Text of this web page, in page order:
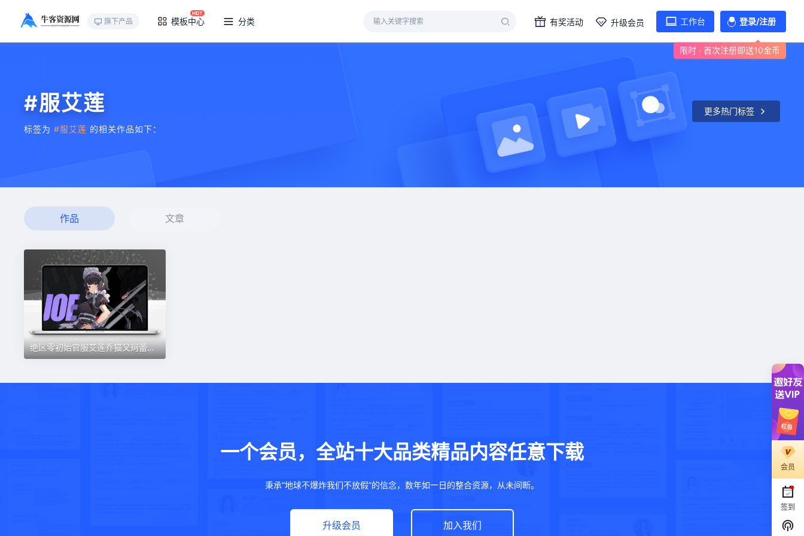
旗下产品 模板中心 分类 有奖活动 升级会员 工作台 登录/注册
限时 · 首次注册即送10金币
#服艾莲
标签为 #服艾莲 的相关作品如下：
更多热门标签
作品 文章
绝区零初始官服艾莲乔猫又珂蕾妲鲨鱼妹狼哥莱卡恩格莉丝专武11号
一个会员，全站十大品类精品内容任意下载
秉承“地球不爆炸我们不放假”的信念，数年如一日的整合资源，从未间断。
升级会员 加入我们
会员
签到